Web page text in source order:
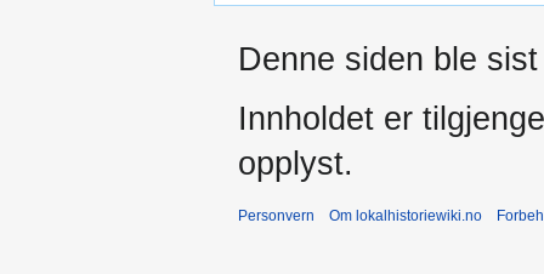
Denne siden ble
Innholdet er
opplyst.
Personvern Om lokalhistoriewiki.no